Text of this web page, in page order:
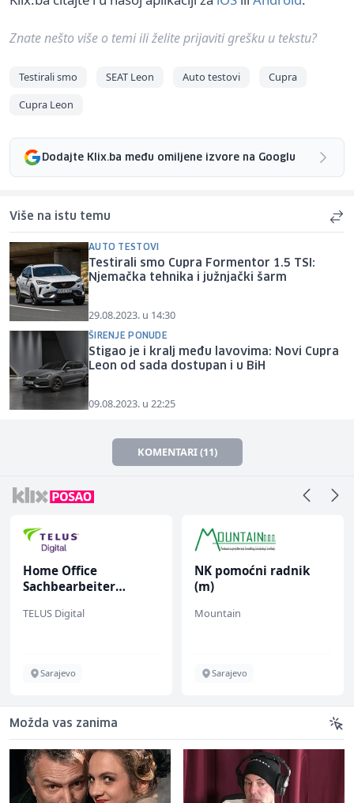
Znate nešto više o temi ili želite prijaviti grešku u tekstu?
Testirali smo SEAT Leon Auto testovi
Cupra
Cupra Leon
Dodajte Klix.ba među omiljene izvore na Googlu
Više na istu temu
AUTO TESTOVI
Testirali smo Cupra Formentor 1.5 TSI:
Njemačka tehnika i južnjački šarm
29.08.2023. u 14:30
ŠIRENJE PONUDE
Stigao je i kralj među lavovima: Novi Cupra
Leon od sada dostupan i u BiH
09.08.2023. u 22:25
KOMENTARI (11)
Home Office
Sachbearbeiter
bekannten deutschen
TELUS Digital
Sarajevo
NK pomoćni radnik
(m)
Mountain
Sarajevo
Možda vas zanima